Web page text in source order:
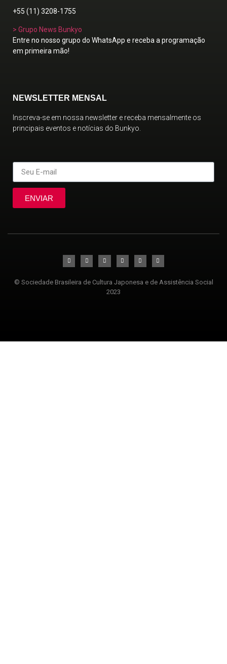
+55 (11) 3208-1755
> Grupo News Bunkyo
Entre no nosso grupo do WhatsApp e receba a programação
em primeira mão!
NEWSLETTER MENSAL
Inscreva-se em nossa newsletter e receba mensalmente os
principais eventos e notícias do Bunkyo.
ENVIAR
© Sociedade Brasileira de Cultura Japonesa e de Assistência Social
2023